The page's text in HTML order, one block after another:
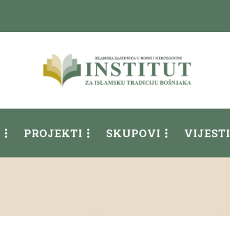
PROJEKTI SKUPOVI VIJESTI